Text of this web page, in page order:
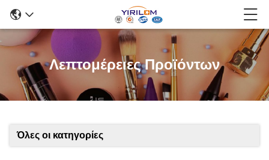
Λεπτομέρειες Προϊόντων
Όλες οι κατηγορίες